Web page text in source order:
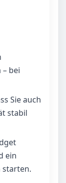
bei
Sie auch
stabil
ein
starten.